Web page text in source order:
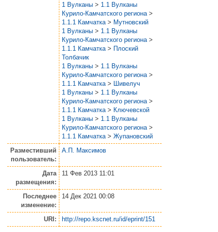
1 Вулканы > 1.1 Вулканы
Курило-Камчатского региона >
1.1.1 Камчатка > Мутновский
1 Вулканы > 1.1 Вулканы
Курило-Камчатского региона >
1.1.1 Камчатка > Плоский
Толбачик
1 Вулканы > 1.1 Вулканы
Курило-Камчатского региона >
1.1.1 Камчатка > Шивелуч
1 Вулканы > 1.1 Вулканы
Курило-Камчатского региона >
1.1.1 Камчатка > Ключевской
1 Вулканы > 1.1 Вулканы
Курило-Камчатского региона >
1.1.1 Камчатка > Жупановский
Разместивший
пользователь:
А.П. Максимов
Дата
размещения:
11 Фев 2013 11:01
Последнее
изменение:
14 Дек 2021 00:08
URI: http://repo.kscnet.ru/id/eprint/151